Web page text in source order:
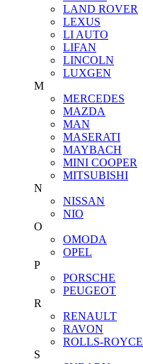
LAND ROVER
LEXUS
LI AUTO
LIFAN
LINCOLN
LUXGEN
M
MERCEDES
MAZDA
MAN
MASERATI
MAYBACH
MINI COOPER
MITSUBISHI
N
NISSAN
NIO
O
OMODA
OPEL
P
PORSCHE
PEUGEOT
R
RENAULT
RAVON
ROLLS-ROYCE
S